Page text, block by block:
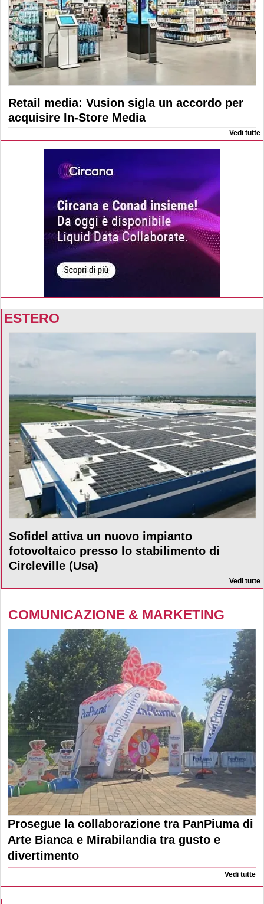
Retail media: Vusion sigla un accordo per
acquisire In-Store Media
Vedi tutte
ESTERO
Sofidel attiva un nuovo impianto
fotovoltaico presso lo stabilimento di
Circleville (Usa)
Vedi tutte
COMUNICAZIONE & MARKETING
Prosegue la collaborazione tra PanPiuma di
Arte Bianca e Mirabilandia tra gusto e
divertimento
Vedi tutte